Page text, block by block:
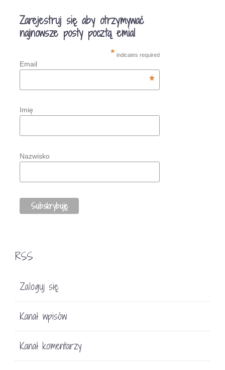
Zarejestruj się aby otrzymywać
najnowsze posty pocztą emial
* indicates required
Email
*
Imię
Nazwisko
RSS
Zaloguj się
Kanał wpisów
Kanał komentarzy